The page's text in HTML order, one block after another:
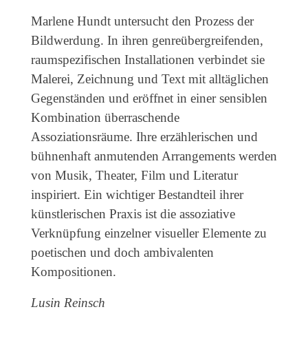
Marlene Hundt untersucht den Prozess der
Bildwerdung. In ihren genreübergreifenden,
raumspezifischen Installationen verbindet sie
Malerei, Zeichnung und Text mit alltäglichen
Gegenständen und eröffnet in einer sensiblen
Kombination überraschende
Assoziationsräume. Ihre erzählerischen und
bühnenhaft anmutenden Arrangements werden
von Musik, Theater, Film und Literatur
inspiriert. Ein wichtiger Bestandteil ihrer
künstlerischen Praxis ist die assoziative
Verknüpfung einzelner visueller Elemente zu
poetischen und doch ambivalenten
Kompositionen.
Lusin Reinsch